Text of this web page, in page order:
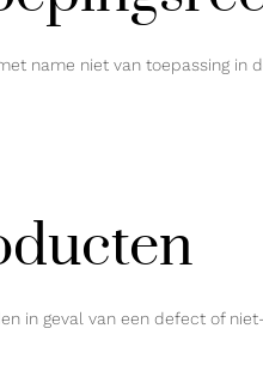
name niet van toepassing in
in geval van een defect of